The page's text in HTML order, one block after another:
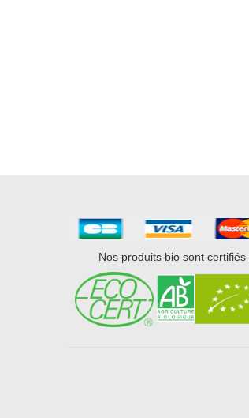
Nos produits bio sont certifiés